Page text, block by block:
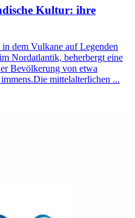
Kultur: ihre
dem Vulkane auf Legenden
Nordatlantik, beherbergt eine
Bevölkerung von etwa
mittelalterlichen ...